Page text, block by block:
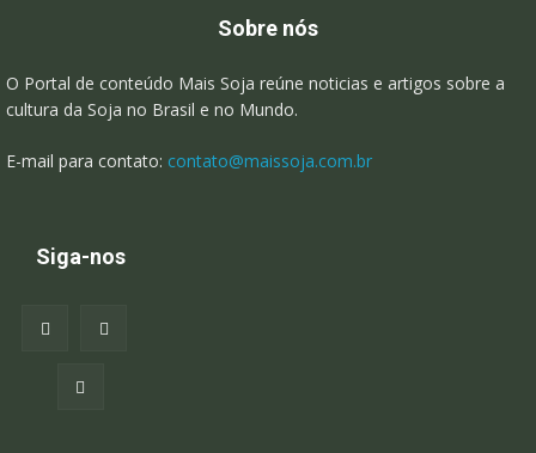
Sobre nós
O Portal de conteúdo Mais Soja reúne noticias e artigos sobre a
cultura da Soja no Brasil e no Mundo.
E-mail para contato: contato@maissoja.com.br
Siga-nos